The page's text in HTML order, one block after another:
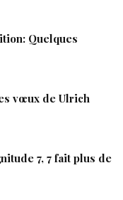
Quelques
vœux de Ulrich
7, 7 fait plus de